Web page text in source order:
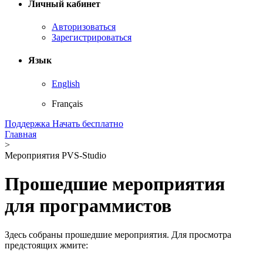
Личный кабинет
Авторизоваться
Зарегистрироваться
Язык
English
Français
Поддержка Начать бесплатно
Главная
>
Мероприятия PVS-Studio
Прошедшие мероприятия
для программистов
Здесь собраны прошедшие мероприятия. Для просмотра
предстоящих жмите: